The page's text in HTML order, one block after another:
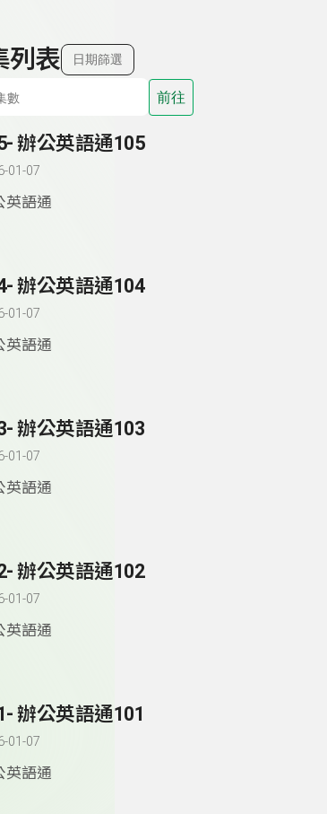
列表 日期篩選
前往
辦公英語通105
01-07
英語通
辦公英語通104
01-07
英語通
辦公英語通103
01-07
英語通
辦公英語通102
01-07
英語通
辦公英語通101
01-07
英語通